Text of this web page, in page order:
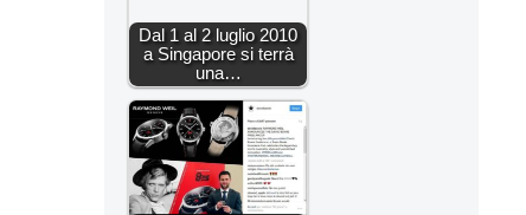
Dal 1 al 2 luglio 2010
a Singapore si terrà
una…